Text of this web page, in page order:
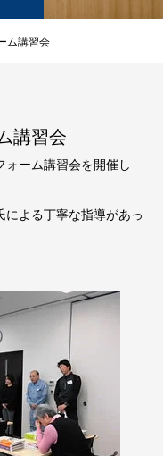
ム講習会
講習会
ォーム講習会を開催し
よる丁寧な指導があっ